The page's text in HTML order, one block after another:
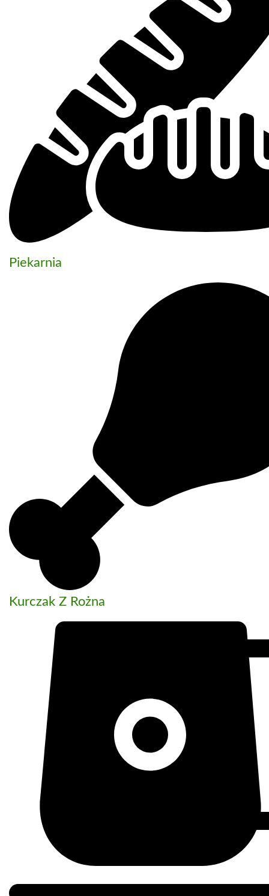
Piekarnia
Kurczak Z Rożna